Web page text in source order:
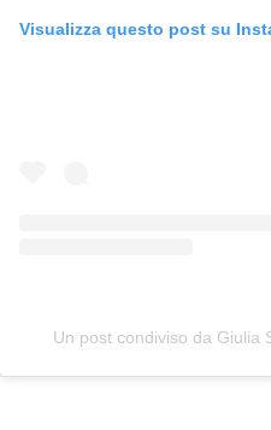
Visualizza questo post su
Un post condiviso da Giulia